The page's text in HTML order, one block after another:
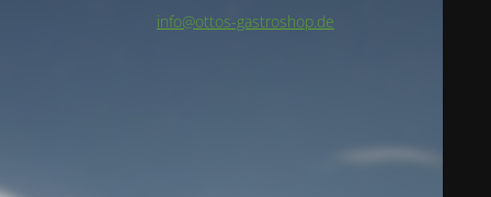
info@ottos-gastroshop.de